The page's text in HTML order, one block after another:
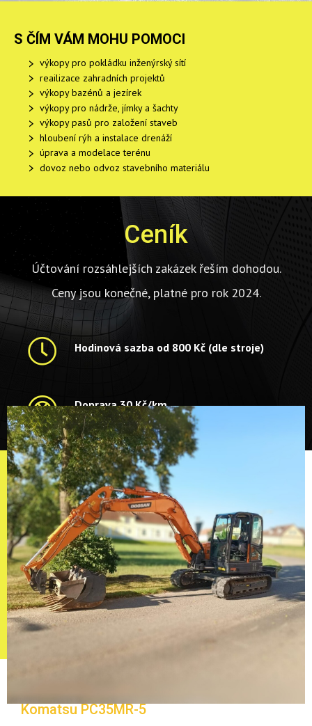
S ČÍM VÁM MOHU POMOCI
výkopy pro pokládku inženýrský sítí
reailizace zahradních projektů
výkopy bazénů a jezírek
výkopy pro nádrže, jímky a šachty
výkopy pasů pro založení staveb
hloubení rýh a instalace drenáží
úprava a modelace terénu
dovoz nebo odvoz stavebního materiálu
Ceník
Účtování rozsáhlejších zakázek řeším dohodou.
Ceny jsou konečné, platné pro rok 2024.
Hodinová sazba od 800 Kč (dle stroje)
Doprava 30 Kč/km
Komatsu PC35MR-5